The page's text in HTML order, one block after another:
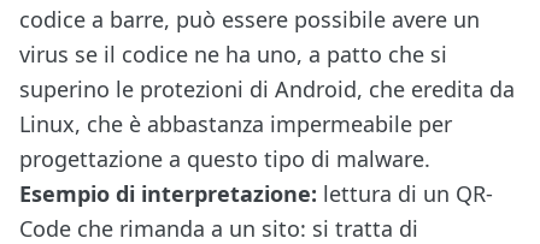
codice a barre, può essere possibile avere un
virus se il codice ne ha uno, a patto che si
superino le protezioni di Android, che eredita da
Linux, che è abbastanza impermeabile per
progettazione a questo tipo di malware.
Esempio di interpretazione: lettura di un QR-
Code che rimanda a un sito: si tratta di